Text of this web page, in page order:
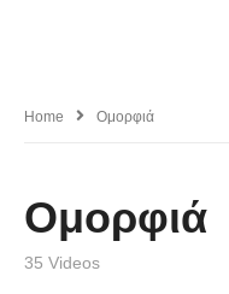
Home Ομορφιά
Ομορφιά
35 Videos